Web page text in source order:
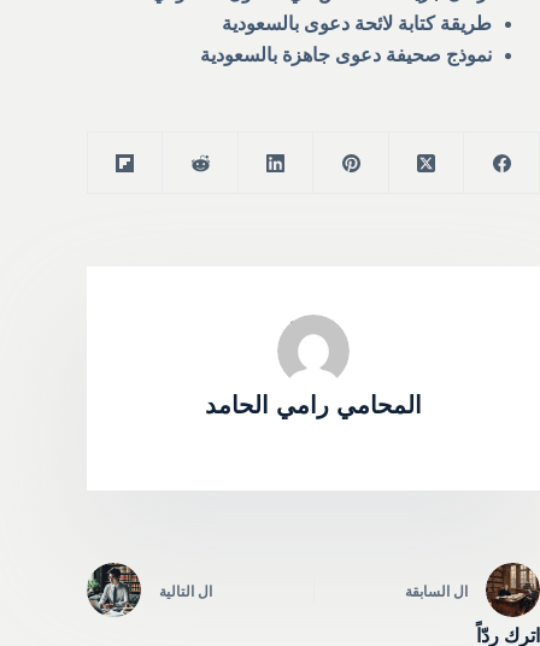
طريقة كتابة لائحة دعوى بالسعودية
نموذج صحيفة دعوى جاهزة بالسعودية
المحامي رامي الحامد
ال السابقة ال التالية
اترك ردّاً